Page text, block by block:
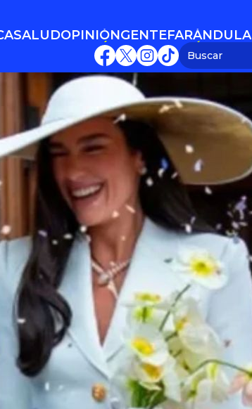
SALUDOPINIÓN
OPINIÓN
GENTE
GENTE
FARÁNDULA
FARÁNDULA